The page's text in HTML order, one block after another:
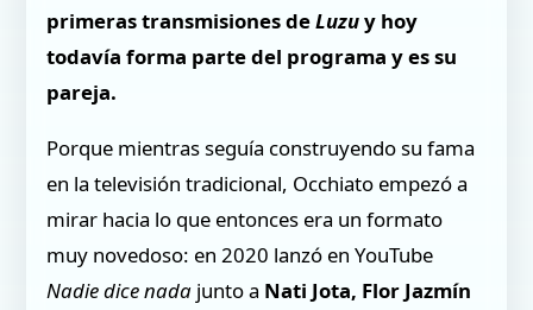
primeras transmisiones deLuzuy hoy
todavía forma parte del programa y es su
pareja.
Porque mientras seguía construyendo su fama
en la televisión tradicional, Occhiato empezó a
mirar hacia lo que entonces era un formato
muy novedoso: en 2020 lanzó en YouTube
Nadie dice nada junto a Nati Jota, Flor Jazmín